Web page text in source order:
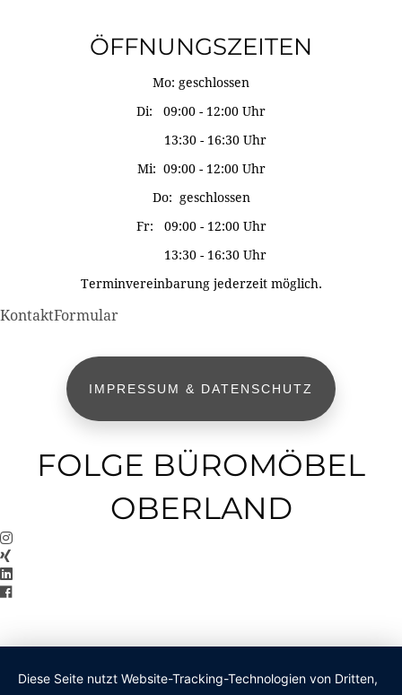
ÖFFNUNGSZEITEN
Mo: geschlossen
Di: 09:00 - 12:00 Uhr
13:30 - 16:30 Uhr
Mi: 09:00 - 12:00 Uhr
Do: geschlossen
Fr: 09:00 - 12:00 Uhr
13:30 - 16:30 Uhr
Terminvereinbarung jederzeit möglich.
KontaktFormular
IMPRESSUM & DATENSCHUTZ
FOLGE BÜROMÖBEL
OBERLAND
Diese Seite nutzt Website-Tracking-Technologien von Dritten,